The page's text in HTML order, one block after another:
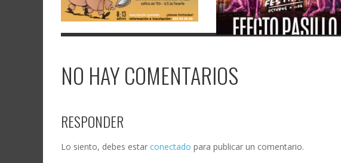
NO HAY COMENTARIOS
RESPONDER
Lo siento, debes estar conectado para publicar un comentario.